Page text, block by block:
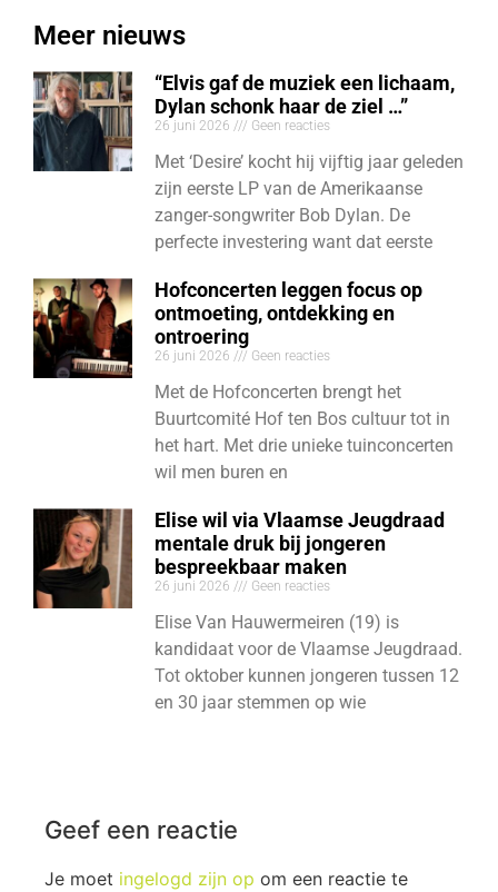
Meer nieuws
“Elvis gaf de muziek een lichaam,
Dylan schonk haar de ziel …”
26 juni 2026 Geen reacties
Met ‘Desire’ kocht hij vijftig jaar geleden
zijn eerste LP van de Amerikaanse
zanger-songwriter Bob Dylan. De
perfecte investering want dat eerste
Hofconcerten leggen focus op
ontmoeting, ontdekking en
ontroering
26 juni 2026 Geen reacties
Met de Hofconcerten brengt het
Buurtcomité Hof ten Bos cultuur tot in
het hart. Met drie unieke tuinconcerten
wil men buren en
Elise wil via Vlaamse Jeugdraad
mentale druk bij jongeren
bespreekbaar maken
26 juni 2026 Geen reacties
Elise Van Hauwermeiren (19) is
kandidaat voor de Vlaamse Jeugdraad.
Tot oktober kunnen jongeren tussen 12
en 30 jaar stemmen op wie
Geef een reactie
Je moet ingelogd zijn op om een reactie te